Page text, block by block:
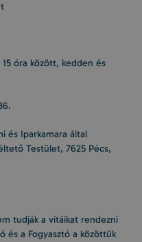
óra között, kedden és
és Iparkamara által
Testület, 7625 Pécs,
tudják a vitáikat rendezni
és a Fogyasztó a közöttük